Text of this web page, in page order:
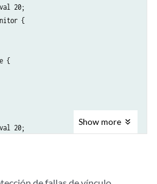
20;
{
{
20;
{
Show more